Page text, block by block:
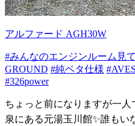
アルファード AGH30W
#みんなのエンジンルーム見
GROUND #純ベタ仕様
#326power
ちょっと前になりますが一
泉にある元湯玉川館✨誰もい